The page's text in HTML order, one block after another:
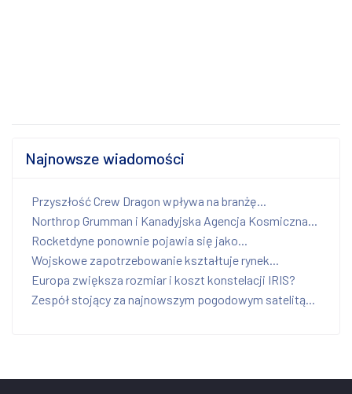
Najnowsze wiadomości
Przyszłość Crew Dragon wpływa na branżę...
Northrop Grumman i Kanadyjska Agencja Kosmiczna...
Rocketdyne ponownie pojawia się jako...
Wojskowe zapotrzebowanie kształtuje rynek...
Europa zwiększa rozmiar i koszt konstelacji IRIS?
Zespół stojący za najnowszym pogodowym satelitą...